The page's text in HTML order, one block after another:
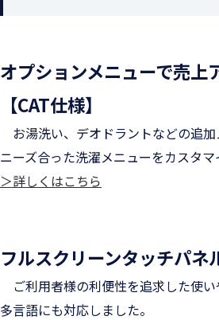
オプションメニューで売上
【CAT仕様】
お湯洗い、デオドラントなどの追
ニーズ合った洗濯メニューをカスタ
＞詳しくはこちら
フルスクリーンタッチパネ
ご利用者様の利便性を追求した使
多言語にも対応しました。